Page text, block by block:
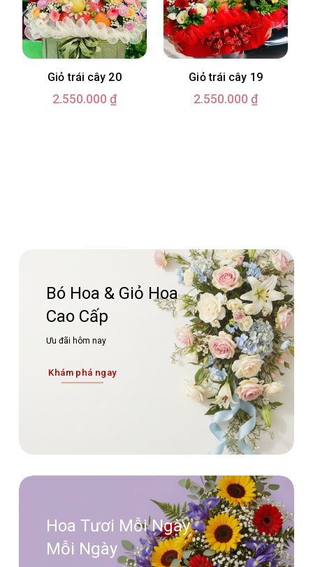
Giỏ trái cây 20
2.550.000 ₫
Giỏ trái cây 19
2.550.000₫
Bó Hoa & Giỏ Hoa
Cao Cấp
Ưu đãi hôm nay
Khám phá ngay
Hoa Tươi Mỗi Ngày
Mỗi Ngày